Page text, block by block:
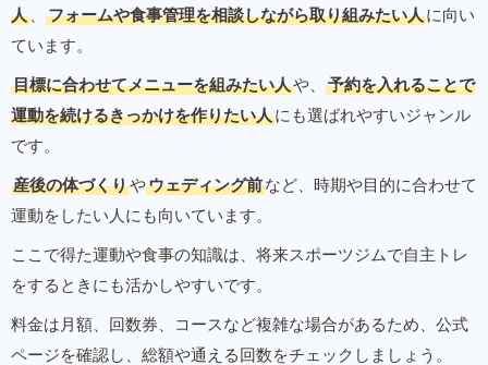
人 、 フォームや食事管理を相談しながら取り組みたい人に向い
ています。
目標に合わせてメニューを組みたい人や、
予約を入れることで
運動を続けるきっかけを作りたい人にも選ばれやすいジャンル
です。
産後の体づくりやウェディング前など、時期や目的に合わせて
運動をしたい人にも向いています。
ここで得た運動や食事の知識は、将来スポーツジムで自主トレ
をするときにも活かしやすいです。
料金は月額、回数券、コースなど複雑な場合があるため、公式
ページを確認し、総額や通える回数をチェックしましょう。